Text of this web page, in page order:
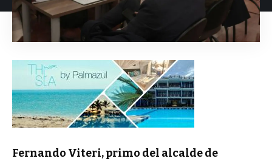
Fernando Viteri, primo del alcalde de